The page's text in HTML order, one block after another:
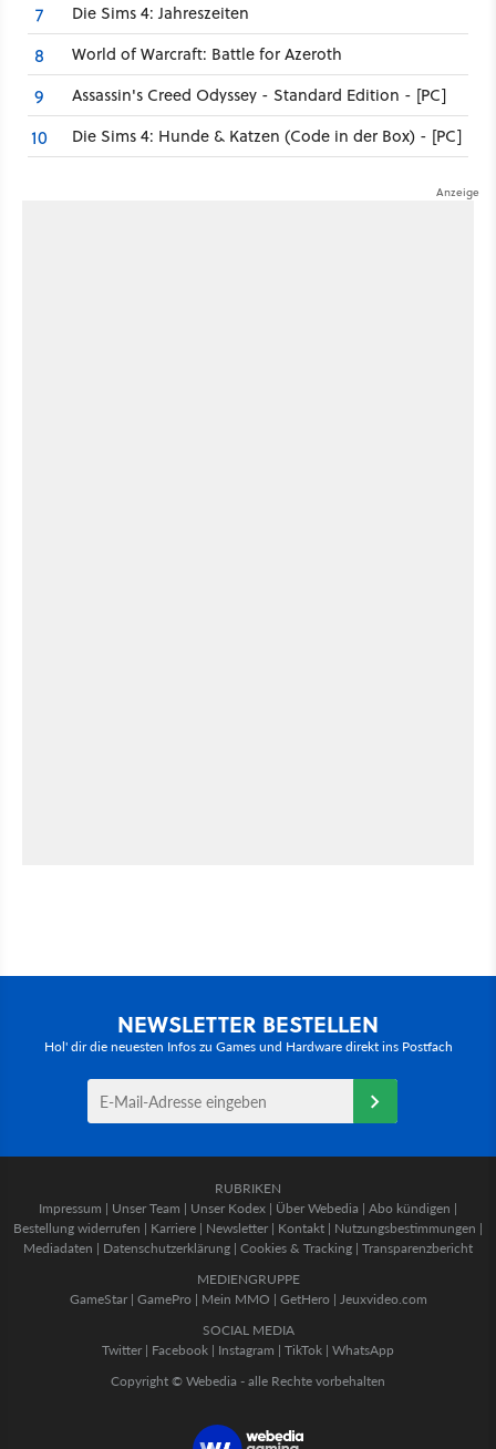
7 Die Sims 4: Jahreszeiten
8 World of Warcraft: Battle for Azeroth
9 Assassin's Creed Odyssey - Standard Edition - [PC]
10 Die Sims 4: Hunde & Katzen (Code in der Box) - [PC]
NEWSLETTER BESTELLEN
Hol' dir die neuesten Infos zu Games und Hardware direkt ins Postfach
RUBRIKEN
Impressum | Unser Team | Unser Kodex | Über Webedia | Abo kündigen |
Bestellung widerrufen | Karriere | Newsletter | Kontakt | Nutzungsbestimmungen |
Mediadaten | Datenschutzerklärung | Cookies & Tracking | Transparenzbericht
MEDIENGRUPPE
GameStar| GamePro | Mein MMO | GetHero | Jeuxvideo.com
SOCIAL MEDIA
Twitter | Facebook | Instagram | TikTok | WhatsApp
Copyright © Webedia - alle Rechte vorbehalten